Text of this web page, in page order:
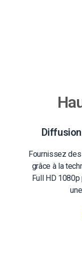
Fournissez
grâce à la
Full HD